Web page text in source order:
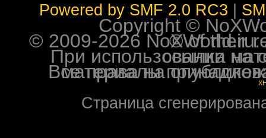
Powered by SMF 2.0 RC3
Copyright ©
© 2009-2026 NoXWorld.ru. All
При использовании
Все права на опубликованные на форуме
Страница